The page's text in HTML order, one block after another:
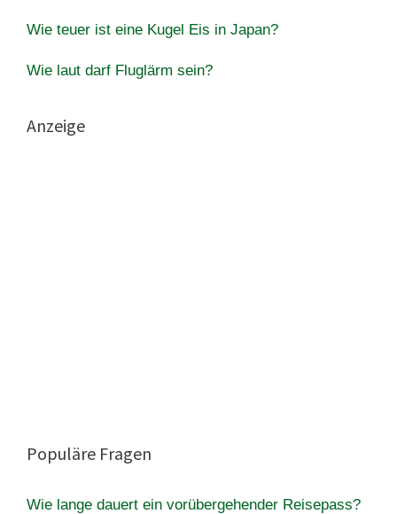
Wie teuer ist eine Kugel Eis in Japan?
Wie laut darf Fluglärm sein?
Anzeige
Populäre Fragen
Wie lange dauert ein vorübergehender Reisepass?